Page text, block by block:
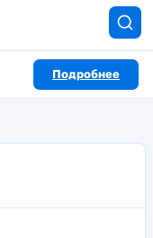
Подробнее